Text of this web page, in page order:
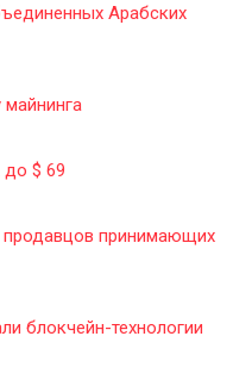
Арабских
$ 69
продавцов принимающих
блокчейн-технологии